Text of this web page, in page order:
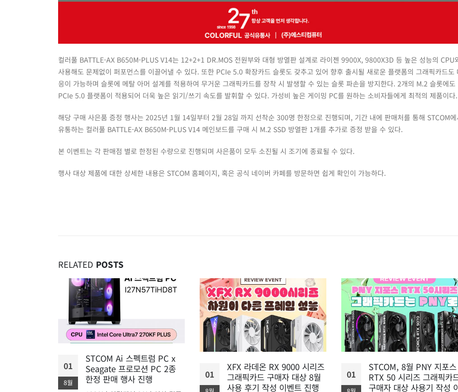
컬러풀 BATTLE-AX B650M-PLUS V14는 12+2+1 DR.MOS 전원부와 대형 방열판 설계로 라이젠 9900X, 9800X3D 등 높은 성능의 CPU
사용해도 문제없이 퍼포먼스를 이끌어낼 수 있다. 또한 PCIe 5.0 확장카드 슬롯도 갖추고 있어 향후 출시될 새로운 플랫폼의 그래픽카드도
응이 가능하며 슬롯에 메탈 아머 설계를 적용하여 무거운 그래픽카드를 장착 시 발생할 수 있는 슬롯 파손을 방지한다. 2개의 M.2 슬롯에도
PCIe 5.0 플랫폼이 적용되어 더욱 높은 읽기/쓰기 속도를 발휘할 수 있다. 가성비 높은 게이밍 PC를 원하는 소비자들에게 최적의 제품이다.
해당 구매 사은품 증정 행사는 2025년 1월 14일부터 2월 28일 까지 선착순 300명 한정으로 진행되며, 기간 내에 판매처를 통해 STCOM에
유통하는 컬러풀 BATTLE-AX B650M-PLUS V14 메인보드를 구매 시 M.2 SSD 방열판 1개를 추가로 증정 받을 수 있다.
본 이벤트는 각 판매점 별로 한정된 수량으로 진행되며 사은품이 모두 소진될 시 조기에 종료될 수 있다.
행사 대상 제품에 대한 상세한 내용은 STCOM 홈페이지, 혹은 공식 네이버 카페를 방문하면 쉽게 확인이 가능하다.
RELATED POSTS
01
8월
STCOM Ai 스펙트럼 PC x
Seagate 프로모션 PC 2종
한정 판매 행사 진행
01
XFX 라데온 RX 9000 시리즈
그래픽카드 구매자 대상 8월
사용 후기 작성 이벤트 진행
01
STCOM, 8월 PNY 지포스
RTX 50 시리즈 그래픽카
구매자 대상 사용기 작성